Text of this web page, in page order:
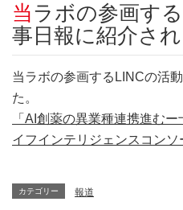
当ラボの参画するLINCの活動が薬
事日報に紹介され
当ラボの参画するLINCの活
た。
「AI創薬の異業種連携進む
イフインテリジェンスコンソ
カテゴリー 報道